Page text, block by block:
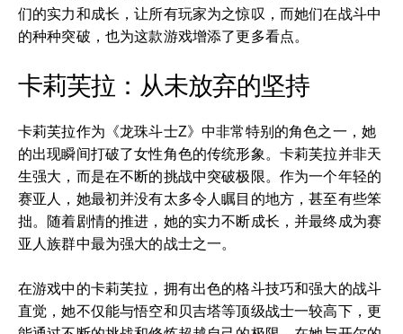
们的实力和成长，让所有玩家为之惊叹，而她们在战斗中
的种种突破，也为这款游戏增添了更多看点。
卡莉芙拉：从未放弃的坚持
卡莉芙拉作为《龙珠斗士Z》中非常特别的角色之一，她
的出现瞬间打破了女性角色的传统形象。卡莉芙拉并非天
生强大，而是在不断的挑战中突破极限。作为一个年轻的
赛亚人，她最初并没有太多令人瞩目的地方，甚至有些笨
拙。随着剧情的推进，她的实力不断成长，并最终成为赛
亚人族群中最为强大的战士之一。
在游戏中的卡莉芙拉，拥有出色的格斗技巧和强大的战斗
直觉，她不仅能与悟空和贝吉塔等顶级战士一较高下，更